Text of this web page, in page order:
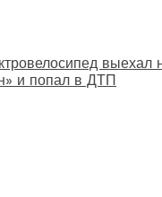
выехал
и попал в ДТП